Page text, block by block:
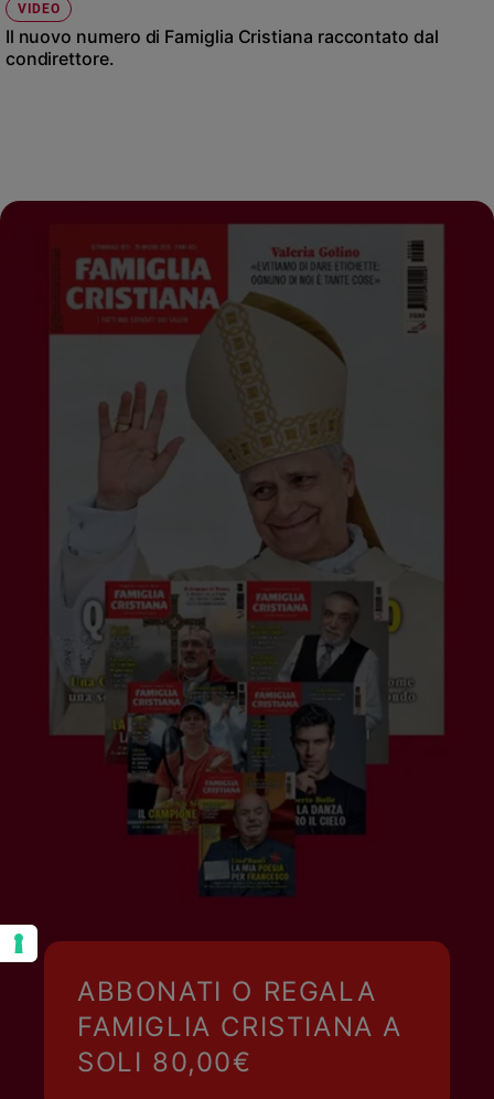
VIDEO
Il nuovo numero di Famiglia Cristiana raccontato dal
condirettore.
ABBONATI O REGALA
FAMIGLIA CRISTIANA A
SOLI 80,00€